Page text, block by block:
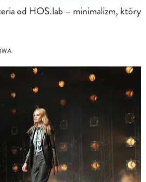
od HOS.lab – minimalizm, który